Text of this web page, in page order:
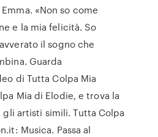
«Non so come
e la mia felicità. So
il sogno che
Guarda
di Tutta Colpa Mia
Mia di Elodie, e trova la
artisti simili. Tutta Colpa
Musica. Passa al